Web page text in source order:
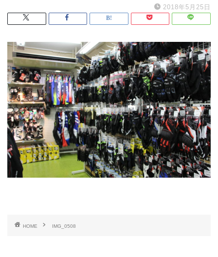
2018年5月25日
HOME IMG_0508